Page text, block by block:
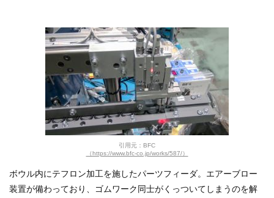
引用元：BFC
（https://www.bfc-co.jp/works/587/）
ボウル内にテフロン加工を施したパーツフィーダ。エアーブロー
装置が備わっており、ゴムワーク同士がくっついてしまうのを解